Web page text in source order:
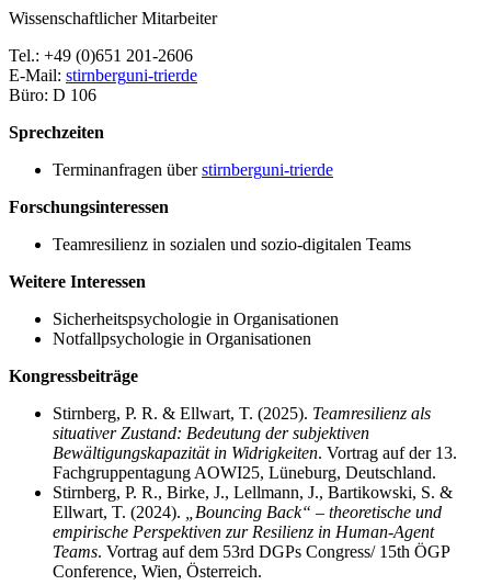
Wissenschaftlicher Mitarbeiter
Tel.: +49 (0)651 201-2606
E-Mail: stirnberguni-trierde
Büro: D 106
Sprechzeiten
Terminanfragen überstirnberguni-trierde
Forschungsinteressen
Teamresilienz in sozialen und sozio-digitalen Teams
Weitere Interessen
Sicherheitspsychologie in Organisationen
Notfallpsychologie in Organisationen
Kongressbeiträge
Stirnberg, P. R. & Ellwart, T. (2025). Teamresilienz als
situativer Zustand: Bedeutung der subjektiven
Bewältigungskapazität in Widrigkeiten. Vortrag auf der 13.
Fachgruppentagung AOWI25, Lüneburg, Deutschland.
Stirnberg, P. R., Birke, J., Lellmann, J., Bartikowski, S. &
Ellwart, T. (2024).
„Bouncing Back“ – theoretische und
empirische Perspektiven zur Resilienz in Human-Agent
Teams. Vortrag auf dem 53rd DGPs Congress/ 15th ÖGP
Conference, Wien, Österreich.